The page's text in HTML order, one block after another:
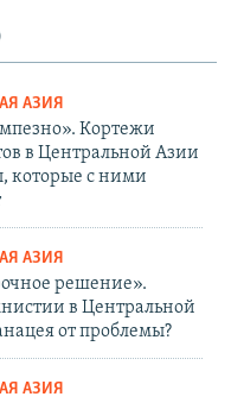
АЗИЯ
Кортежи
в Центральной Азии
которые с ними
АЗИЯ
решение».
в Центральной
от проблемы?
АЗИЯ